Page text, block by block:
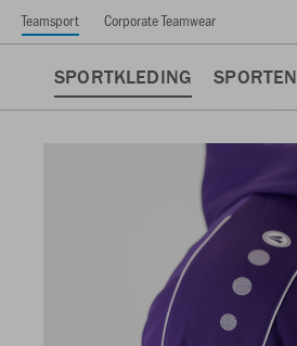
Teamsport Corporate Teamwear
SPORTKLEDING SPORTEN